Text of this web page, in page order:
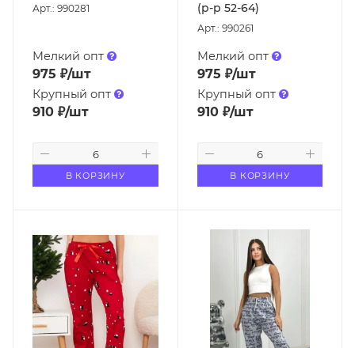
Арт.: 990281
Мелкий опт
975 ₽/шт
Крупный опт
910 ₽/шт
В КОРЗИНУ
(р-р 52-64)
Арт.: 990261
Мелкий опт
975 ₽/шт
Крупный опт
910₽/шт
В КОРЗИНУ